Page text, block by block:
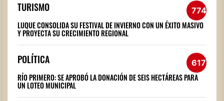
TURISMO 774
LUQUE CONSOLIDA SU FESTIVAL DE INVIERNO CON UN ÉXITO MASIVO
Y PROYECTA SU CRECIMIENTO REGIONAL
POLÍTICA 617
RÍO PRIMERO: SE APROBÓ LA DONACIÓN DE SEIS HECTÁREAS PARA
UN LOTEO MUNICIPAL